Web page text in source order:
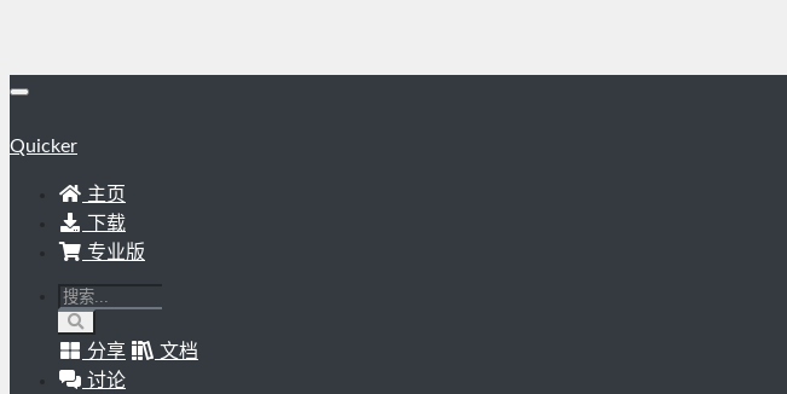
Quicker
主页
下载
专业版
分享
文档
讨论